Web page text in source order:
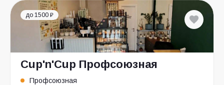
до 1500 ₽
Cup'n'Cup Профсоюзная
Профсоюзная